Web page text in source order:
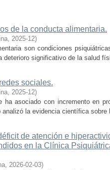
de la conducta alimentaria.
, 2025-12)
son condiciones
deterioro significativo de la salud
sociales.
, 2025-12)
asociado con incremento en
la evidencia científica sobre
de atención e
en la Clínica
, 2026-02-03)